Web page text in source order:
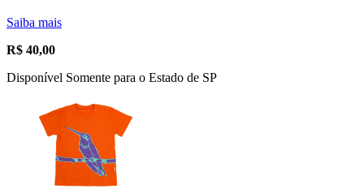
Saiba mais
R$ 40,00
Disponível Somente para o Estado de SP